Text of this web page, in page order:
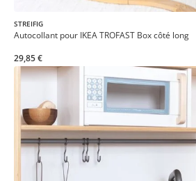
STREIFIG
Autocollant pour IKEA TROFAST Box côté long
29,85 €